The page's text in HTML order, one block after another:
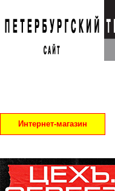
Интернет-магазин